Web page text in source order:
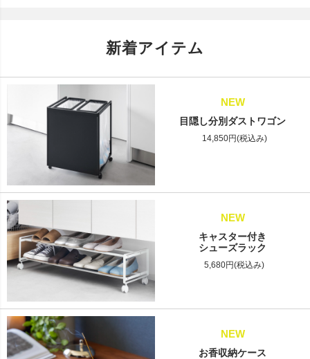
新着アイテム
NEW
目隠し分別ダストワゴン
14,850円(税込み)
NEW
キャスター付き
シューズラック
5,680円(税込み)
NEW
お香収納ケース